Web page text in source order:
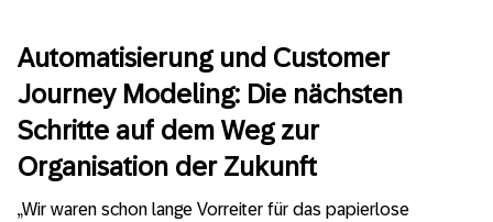
Automatisierung und Customer
Journey Modeling: Die nächsten
Schritte auf dem Weg zur
Organisation der Zukunft
„Wir waren schon lange Vorreiter für das papierlose